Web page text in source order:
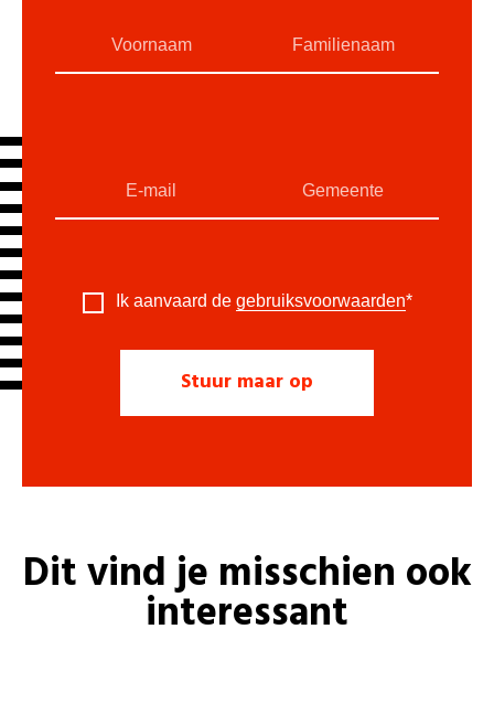
Ik aanvaard de gebruiksvoorwaarden*
Dit vind je misschien ook
interessant